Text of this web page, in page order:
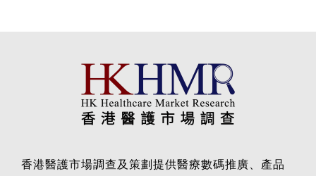
香港醫護市場調查及策劃提供醫療數碼推廣、產品